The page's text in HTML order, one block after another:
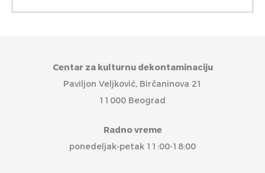
Centar za kulturnu dekontaminaciju
Paviljon Veljković, Birčaninova 21
11000 Beograd
Radno vreme
ponedeljak-petak 11:00-18:00